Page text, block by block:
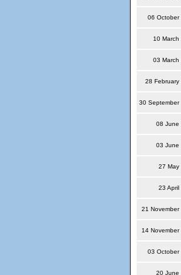
06 October
10 March
03 March
28 February
30 September
08 June
03 June
27 May
23 April
21 November
14 November
03 October
20 June